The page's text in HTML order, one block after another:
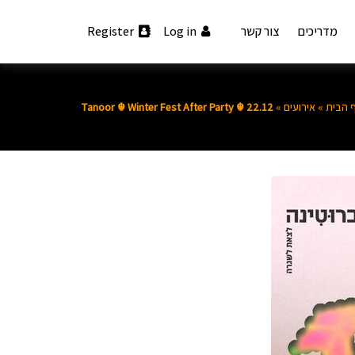
מדריכים צור קשר Log in
Register
הבית » אירועים »
Tanoor ☬ Winter Fest After Party ☬ 22.12